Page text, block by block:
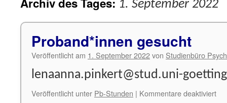
1. September 2022
Proband*innen gesucht
Veröffentlicht am 1. September 2022von Studienbüro
lenaanna.pinkert@stud.uni-
Veröffentlicht unter Pb-Stunden | Kommentare deaktiviertfür